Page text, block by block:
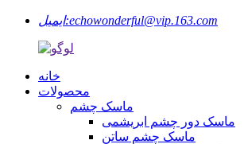
ایمیل:echowonderful@vip.163.com
خانه
محصولات
ماسک چشم
ماسک دور چشم ابریشمی
ماسک چشم ساتن